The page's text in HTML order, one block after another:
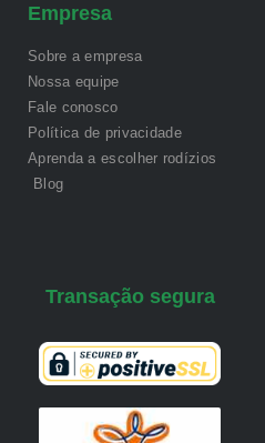
Empresa
Sobre a empresa
Nossa equipe
Fale conosco
Política de privacidade
Aprenda a escolher rodízios
Blog
Transação segura